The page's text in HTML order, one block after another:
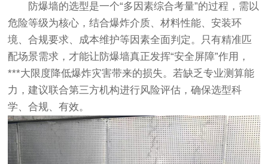
防爆墙的选型是一个“多因素综合考量”的过程，需以
危险等级为核心，结合爆炸介质、材料性能、安装环
境、合规要求、成本维护等因素全面判定。只有精准匹
配场景需求，才能让防爆墙真正发挥“安全屏障”作用，
***大限度降低爆炸灾害带来的损失。若缺乏专业测算能
力，建议联合第三方机构进行风险评估，确保选型科
学、合规、有效。